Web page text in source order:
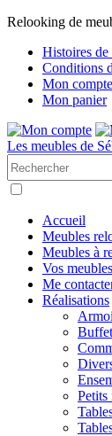
Relooking de
Histoires de
Conditions
Mon compte
Mon panier
Les meubles de
Rechercher
Accueil
Meubles
Meubles à
Vos
Me
Réalisations
Petits